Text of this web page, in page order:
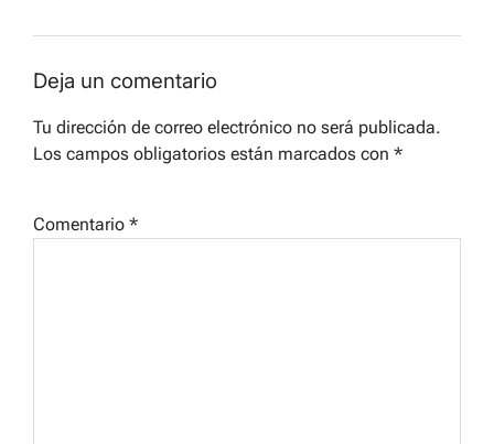
Deja un comentario
Tu dirección de correo electrónico no será publicada.
Los campos obligatorios están marcados con *
Comentario *